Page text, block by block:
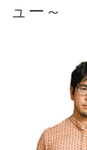
ュー～